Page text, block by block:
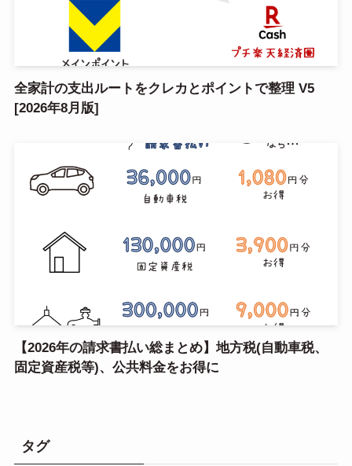
全家計の支出ルートをクレカとポイントで整理 V5
[2026年8月版]
【2026年の請求書払い総まとめ】地方税(自動車税、
固定資産税等)、公共料金をお得に
タグ